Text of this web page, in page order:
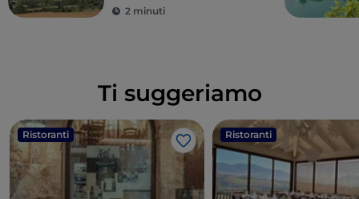
2 minuti
Ti suggeriamo
Ristoranti
Like
Ristoranti